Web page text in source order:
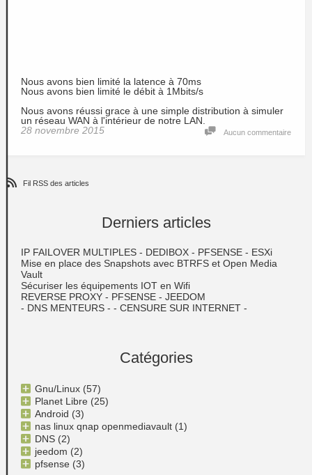
Nous avons bien limité la latence à 70ms
Nous avons bien limité le débit à 1Mbits/s
Nous avons réussi grace à une simple distribution à simuler
un réseau WAN à l'intérieur de notre LAN.
28 novembre 2015
Aucun commentaire
Fil RSS des articles
Derniers articles
IP FAILOVER MULTIPLES - DEDIBOX - PFSENSE - ESXi
Mise en place des Snapshots avec BTRFS et Open Media
Vault
Sécuriser les équipements IOT en Wifi
REVERSE PROXY - PFSENSE - JEEDOM
- DNS MENTEURS - - CENSURE SUR INTERNET -
Catégories
Gnu/Linux (57)
Planet Libre (25)
Android (3)
nas linux qnap openmediavault (1)
DNS (2)
jeedom (2)
pfsense (3)